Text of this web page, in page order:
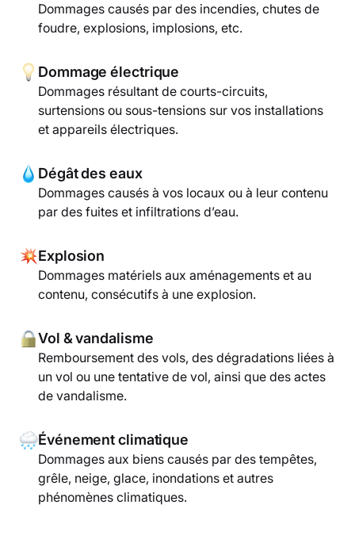
Dommages causés par des incendies, chutes de
foudre, explosions, implosions, etc.
Dommage électrique
Dommages résultant de courts-circuits,
surtensions ou sous-tensions sur vos installations
et appareils électriques.
Dégât des eaux
Dommages causés à vos locaux ou à leur contenu
par des fuites et infiltrations d’eau.
Explosion
Dommages matériels aux aménagements et au
contenu, consécutifs à une explosion.
Vol & vandalisme
Remboursement des vols, des dégradations liées à
un vol ou une tentative de vol, ainsi que des actes
de vandalisme.
Événement climatique
Dommages aux biens causés par des tempêtes,
grêle, neige, glace, inondations et autres
phénomènes climatiques.